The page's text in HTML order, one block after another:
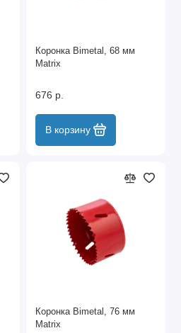
Коронка Bimetal, 68 мм
Matrix
676 р.
В корзину
Коронка Bimetal, 76 мм
Matrix